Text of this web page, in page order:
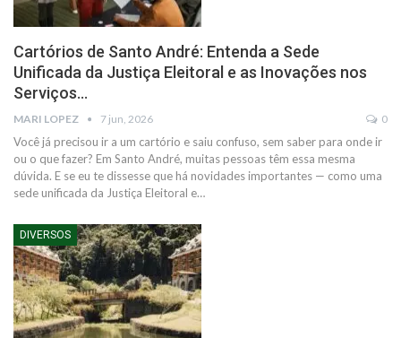
Cartórios de Santo André: Entenda a Sede
Unificada da Justiça Eleitoral e as Inovações nos
Serviços…
MARI LOPEZ 7 jun, 2026 0
Você já precisou ir a um cartório e saiu confuso, sem saber para onde ir
ou o que fazer? Em Santo André, muitas pessoas têm essa mesma
dúvida. E se eu te dissesse que há novidades importantes — como uma
sede unificada da Justiça Eleitoral e…
DIVERSOS